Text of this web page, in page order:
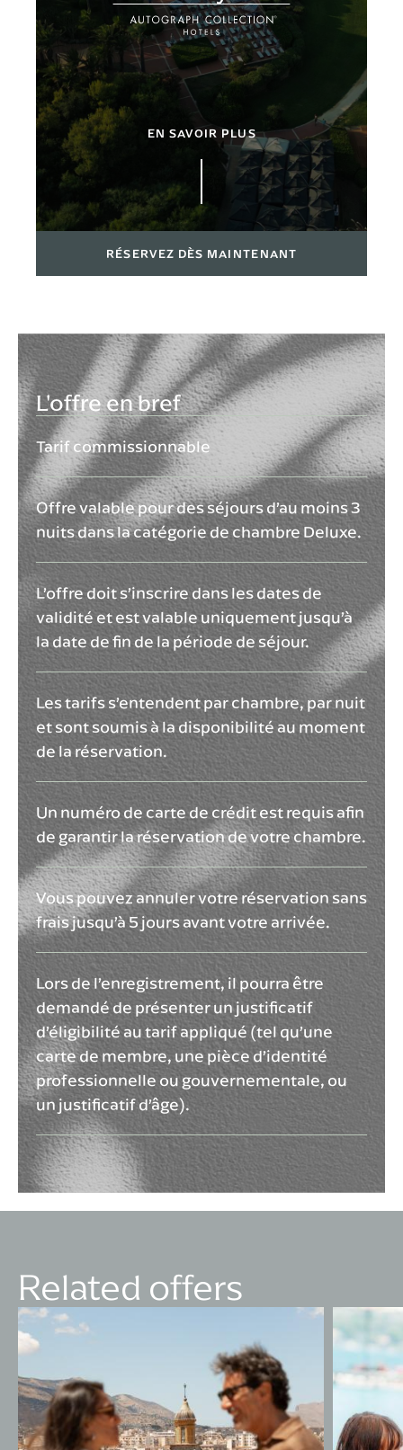
EN SAVOIR PLUS
RÉSERVEZ DÈS MAINTENANT
L'offre en bref
Tarif commissionnable
Offre valable pour des séjours d’au moins 3
nuits dans la catégorie de chambre Deluxe.
L’offre doit s’inscrire dans les dates de
validité et est valable uniquement jusqu’à
la date de fin de la période de séjour.
Les tarifs s’entendent par chambre, par nuit
et sont soumis à la disponibilité au moment
de la réservation.
Un numéro de carte de crédit est requis afin
de garantir la réservation de votre chambre.
Vous pouvez annuler votre réservation sans
frais jusqu’à 5 jours avant votre arrivée.
Lors de l’enregistrement, il pourra être
demandé de présenter un justificatif
d’éligibilité au tarif appliqué (tel qu’une
carte de membre, une pièce d’identité
professionnelle ou gouvernementale, ou
un justificatif d’âge).
Related offers